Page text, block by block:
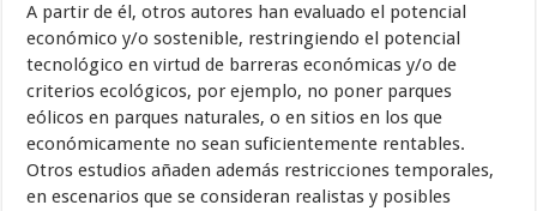
A partir de él, otros autores han evaluado el potencial
económico y/o sostenible, restringiendo el potencial
tecnológico en virtud de barreras económicas y/o de
criterios ecológicos, por ejemplo, no poner parques
eólicos en parques naturales, o en sitios en los que
económicamente no sean suficientemente rentables.
Otros estudios añaden además restricciones temporales,
en escenarios que se consideran realistas y posibles